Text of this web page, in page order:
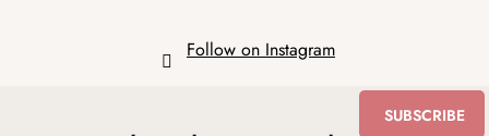
Follow on Instagram
SUBSCRIBE